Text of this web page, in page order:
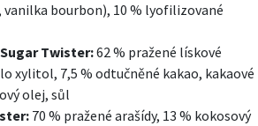
bourbon), 10 % lyofilizované
Twister:62 % pražené lískové
xylitol, 7,5 % odtučněné kakao, kakaové
olej, sůl
70 % pražené arašídy, 13 % kokosový